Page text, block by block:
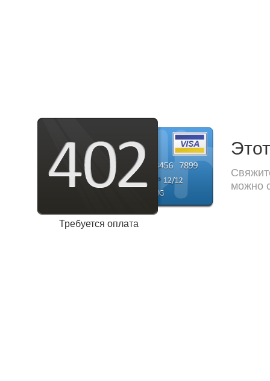
Требуется оплата
можно